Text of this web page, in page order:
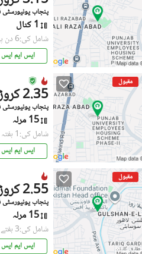
1 کنال
شامل کی:6 دن پہل
ایس ایم ایس
مقبول
2.35 کروڑ
15 مرلہ
شامل کی:1 ہفتہ پہل
ایس ایم ایس
مقبول
2.55 کروڑ
15 مرلہ
شامل کی:3 ہفتے پہل
ایس ایم ایس